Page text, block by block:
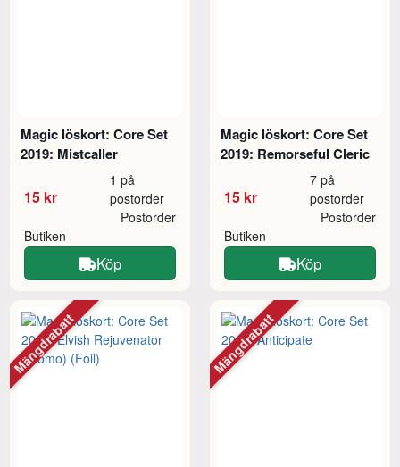
Magic löskort: Core Set
2019: Mistcaller
15 kr
1 på
postorder
Butiken
Postorder
Köp
Magic löskort: Core Set
2019: Remorseful Cleric
15 kr
7 på
postorder
Butiken
Postorder
Köp
Mängdrabatt Mängdrabatt